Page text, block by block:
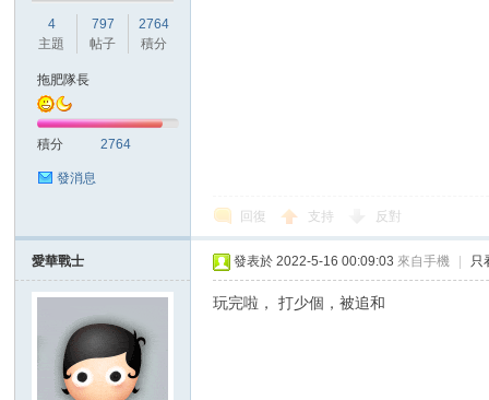
4
主題
797
帖子
2764
積分
拖肥隊長
積分 2764
發消息
回復 支持 反對
愛華戰士 發表於 2022-5-16 00:09:03 來自手機 只
玩完啦， 打少個，被追和